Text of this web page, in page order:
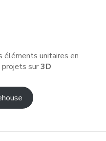
éléments unitaires en
projets sur3D